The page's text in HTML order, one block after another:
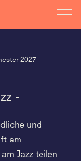
2027
-
und
am
Jazz teilen